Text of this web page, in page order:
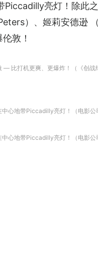
Piccadilly亮灯！除此
）、姬莉安德
敦！
比打机更爽、更爆炸！（《创战
心地带Piccadilly亮灯！（电影公
心地带Piccadilly亮灯！（电影公